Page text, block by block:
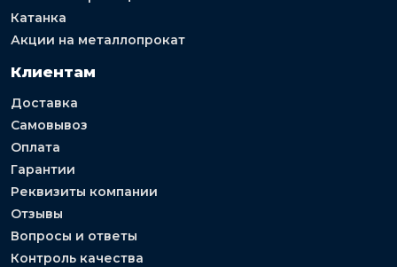
Катанка
Акции на металлопрокат
Клиентам
Доставка
Самовывоз
Оплата
Гарантии
Реквизиты компании
Отзывы
Вопросы и ответы
Контроль качества